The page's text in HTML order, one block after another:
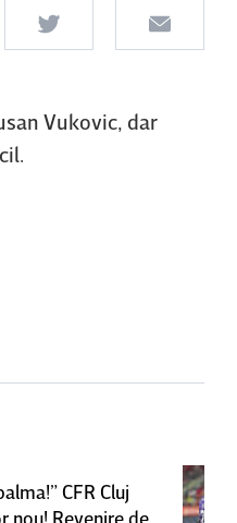
Vukovic, dar
CFR Cluj
nou! Revenire de